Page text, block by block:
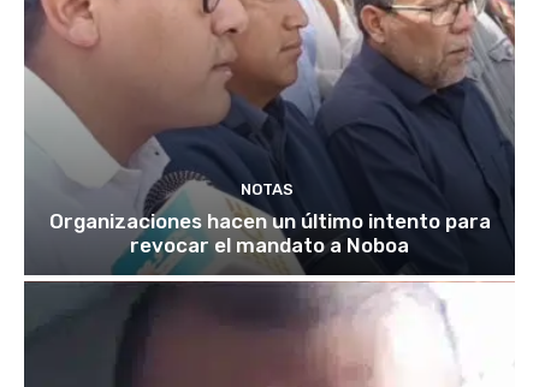
NOTAS
Organizaciones hacen un último intento para
revocar el mandato a Noboa